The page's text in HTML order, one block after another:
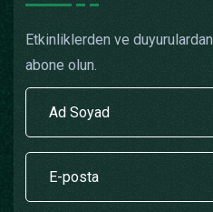
Etkinliklerden ve
abone olun.